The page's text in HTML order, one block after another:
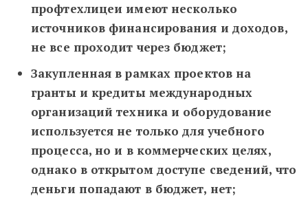
профтехлицеи имеют несколько
источников финансирования и доходов,
не все проходит через бюджет;
Закупленная в рамках проектов на
гранты и кредиты международных
организаций техника и оборудование
используется не только для учебного
процесса, но и в коммерческих целях,
однако в открытом доступе сведений, что
деньги попадают в бюджет, нет;